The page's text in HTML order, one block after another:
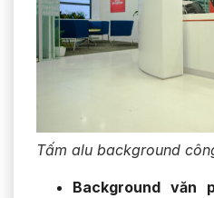
Tấm alu background
Background văn